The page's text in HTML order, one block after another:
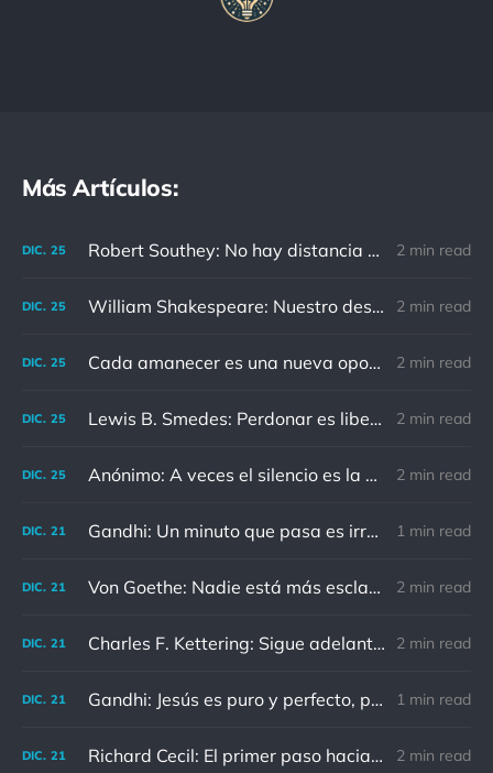
Más Artículos:
DIC. 25 Robert Southey: No hay distancia o tiempo que pueda disminuir la amistad de aquellos que están completamente convencidos del valor del otro 2 min read
DIC. 25 William Shakespeare: Nuestro destino está en las estrellas, así que levantemos nuestros ojos al cielo 2 min read
DIC. 25 Cada amanecer es una nueva oportunidad 2 min read
DIC. 25 Lewis B. Smedes: Perdonar es liberar a un prisionero y descubrir que el prisionero eras tú 2 min read
DIC. 25 Anónimo: A veces el silencio es la mejor respuesta 2 min read
DIC. 21 Gandhi: Un minuto que pasa es irrecuperable. Conociendo esto, ¿cómo podemos malgastar tantas horas? 1 min read
DIC. 21 Von Goethe: Nadie está más esclavizado que aquellos que falsamente creen que son libres. 2 min read
DIC. 21 Charles F. Kettering: Sigue adelante, y es probable que tropieces con algo, tal vez cuando menos lo esperes. Nunca he escuchado hablar de alguien algu 2 min read
DIC. 21 Gandhi: Jesús es puro y perfecto, pero vosotros los cristianos no sois como él. 1 min read
DIC. 21 Richard Cecil: El primer paso hacia el conocimiento es saber que somos ignorantes. 2 min read